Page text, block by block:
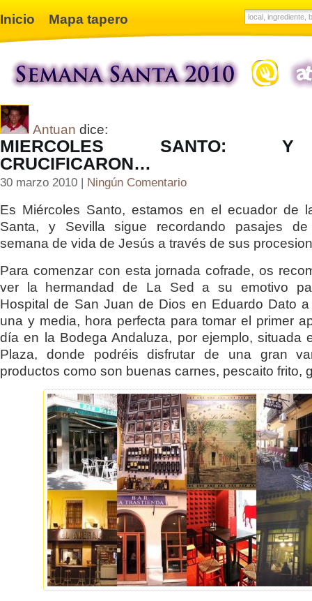
Inicio Mapa tapero
Antuan dice:
MIERCOLES SANTO:
CRUCIFICARON…
30 marzo 2010 | Ningún Comentario
Es Miércoles Santo, estamos en el ecuador de
Santa, y Sevilla sigue recordando pasajes
semana de vida de Jesús a través de sus
Para comenzar con esta jornada cofrade, os
ver la hermandad de La Sed a su emotivo
Hospital de San Juan de Dios en Eduardo Dato
una y media, hora perfecta para tomar el primer
día en la Bodega Andaluza, por ejemplo, situada
Plaza, donde podréis disfrutar de una gran
productos como son buenas carnes, pescaito frito,